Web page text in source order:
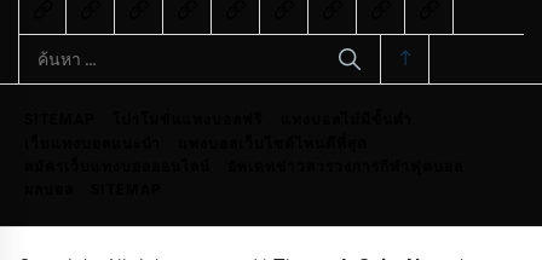
ค้นหา
สำหรับ: